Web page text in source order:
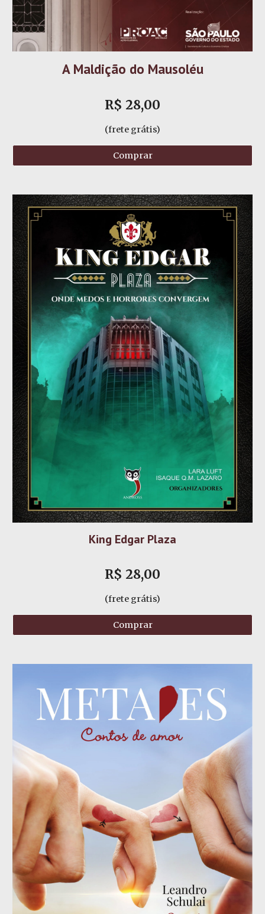
A Maldição do Mausoléu
R$ 28,00
(frete grátis)
Comprar
King Edgar Plaza
R$ 28,00
(frete grátis)
Comprar